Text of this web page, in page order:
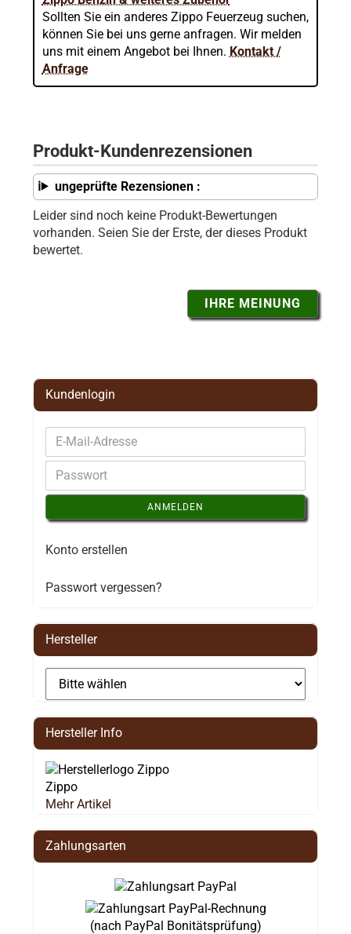
Sollten Sie ein anderes Zippo Feuerzeug suchen,
können Sie bei uns gerne anfragen. Wir melden
uns mit einem Angebot bei Ihnen. Kontakt /
Anfrage
Produkt-Kundenrezensionen
ungeprüfte Rezensionen :
Leider sind noch keine Produkt-Bewertungen
vorhanden. Seien Sie der Erste, der dieses Produkt
bewertet.
IHRE MEINUNG
Kundenlogin
ANMELDEN
Konto erstellen
Passwort vergessen?
Hersteller
Hersteller Info
Zippo
Mehr Artikel
Zahlungsarten
(nach PayPal Bonitätsprüfung)